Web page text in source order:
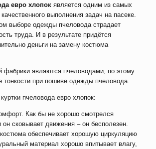
евро хлопок является одним из самых
выполнения задач на пасеке.
выборе одежды пчеловода страдает
труда. И в результате придётся
деньги на замену костюма
фабрики являются пчеловодами, по этому
тонкости при пошиве одежды пчеловода.
пчеловода евро хлопок:
Как бы не хорошо смотрелся
сковывает движения – он бесполезен.
обеспечивает хорошую циркуляцию
материал хорошо впитывает влагу,